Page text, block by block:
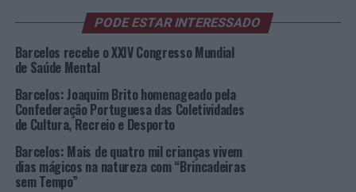
quando temos um preconceito acabaremos por fazer
asneira”. Manuel Albano sublinhou, também, que “é
preciso saber muito bem o que se está a fazer quando se
lida com vítimas de violência”, realçando que não se
“pode ter ações voluntaristas na base do «eu acho que»
e «talvez isto ou aquilo». O que é necessário são
intervenções voluntárias, desde que altamente
profissionalizantes”, afirmou.
PODE ESTAR INTERESSADO
Barcelos recebe o XXIV Congresso Mundial
de Saúde Mental
Barcelos: Joaquim Brito homenageado pela
Confederação Portuguesa das Coletividades
de Cultura, Recreio e Desporto
Barcelos: Mais de quatro mil crianças vivem
dias mágicos na natureza com “Brincadeiras
sem Tempo”